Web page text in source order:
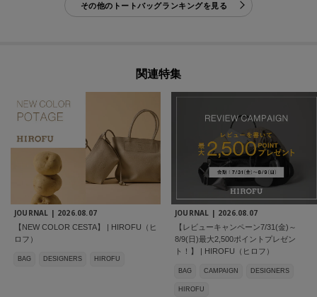
その他のトートバッグランキングを見る
関連特集
JOURNAL | 2026.08.07
【NEW COLOR CESTA】 | HIROFU（ヒ
ロフ）
BAG DESIGNERS HIROFU
JOURNAL | 2026.08.07
【レビューキャンペーン7/31(金)～
8/9(日)最大2,500ポイントプレゼン
ト！】 | HIROFU（ヒロフ）
BAG CAMPAIGN DESIGNERS
HIROFU